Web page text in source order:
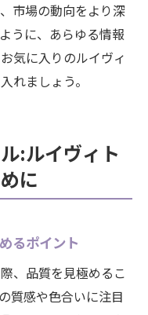
市場の動向をより深
うに、あらゆる情報
気に入りのルイヴィ
れましょう。
:ルイヴィト
に
るポイント
、品質を見極めるこ
質感や色合いに注目